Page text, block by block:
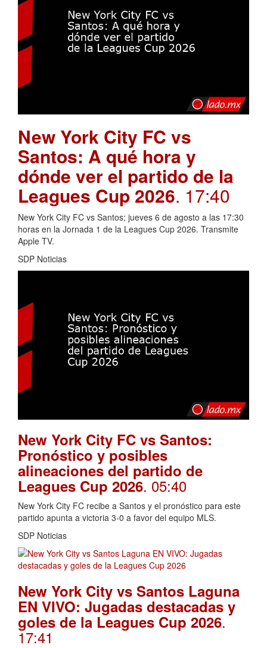
New York City FC vs
Santos: A qué hora y
dónde ver el partido de la
Leagues Cup 2026. 17:40
New York City FC vs Santos; jueves 6 de agosto a las 17:30
horas en la Jornada 1 de la Leagues Cup 2026. Transmite
Apple TV.
SDP Noticias
New York City FC vs Santos:
Pronóstico y posibles
alineaciones del partido de
Leagues Cup 2026. 05:40
New York City FC recibe a Santos y el pronóstico para este
partido apunta a victoria 3-0 a favor del equipo MLS.
SDP Noticias
New York City vs Santos Laguna
EN VIVO: Jugadas destacadas y
goles de la Leagues Cup 2026.
17:41